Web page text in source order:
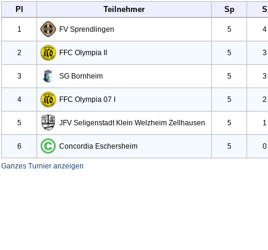
Pl Teilnehmer Sp S
1 FV Sprendlingen 5 4
2 FFC Olympia II 5 3
3 SG Bornheim 5 3
4 FFC Olympia 07 I 5 2
5 JFV SeligenstadtKlein Welzheim Zellhausen 5 1
6 Concordia Eschersheim 5 0
Ganzes Turnier anzeigen